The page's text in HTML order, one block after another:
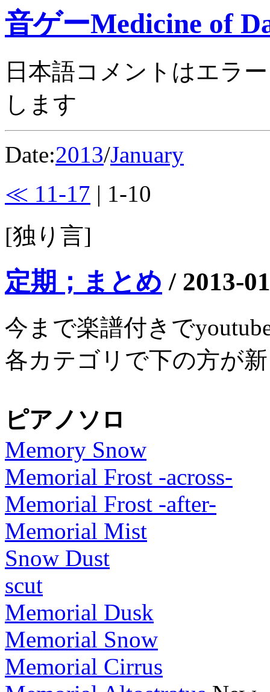
音ゲーMedicine of
日本語コメントはエラ
します
Date:2013/January
≪ 11-17 | 1-10
[独り言]
定期；まとめ / 2013-
今まで楽譜付きで
各カテゴリで下の方が
ピアノソロ
Memory Snow
Memorial Frost -across-
Memorial Frost -after-
Memorial Mist
Snow Dust
scut
Memorial Dusk
Memorial Snow
Memorial Cirrus